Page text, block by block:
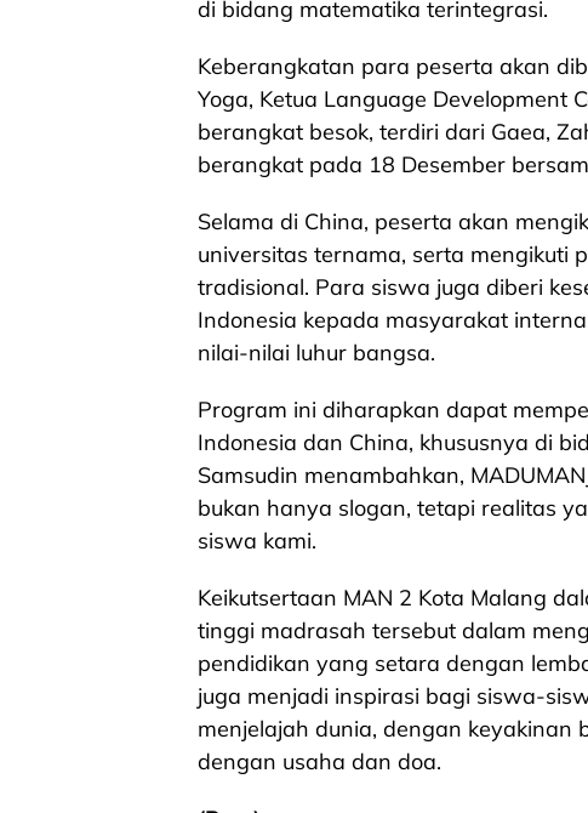
di bidang matematika terintegrasi.
Keberangkatan para peserta akan
Yoga, Ketua Language Development
berangkat besok, terdiri dari Gaea,
berangkat pada 18 Desember
Selama di China, peserta akan
universitas ternama, serta mengikuti
tradisional. Para siswa juga diberi
Indonesia kepada masyarakat
nilai-nilai luhur bangsa.
Program ini diharapkan dapat
Indonesia dan China, khususnya di
Samsudin menambahkan,
bukan hanya slogan, tetapi realitas
siswa kami.
Keikutsertaan MAN 2 Kota Malang
tinggi madrasah tersebut dalam
pendidikan yang setara dengan
juga menjadi inspirasi bagi siswa-
menjelajah dunia, dengan keyakinan
dengan usaha dan doa.